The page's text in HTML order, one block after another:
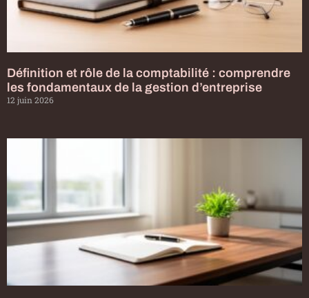
Définition et rôle de la comptabilité : comprendre
les fondamentaux de la gestion d’entreprise
12 juin 2026